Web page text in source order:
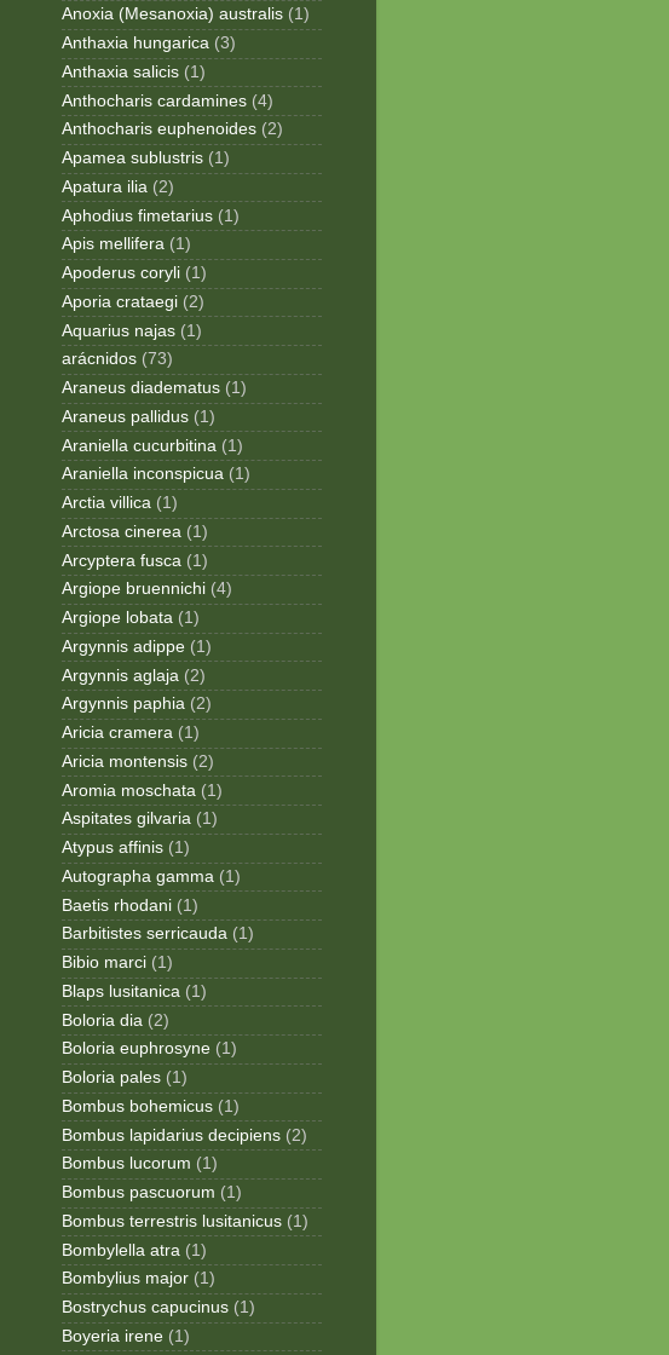
Anoxia (Mesanoxia) australis (1)
Anthaxia hungarica (3)
Anthaxia salicis (1)
Anthocharis cardamines (4)
Anthocharis euphenoides (2)
Apamea sublustris (1)
Apatura ilia (2)
Aphodius fimetarius (1)
Apis mellifera (1)
Apoderus coryli (1)
Aporia crataegi (2)
Aquarius najas (1)
arácnidos (73)
Araneus diadematus (1)
Araneus pallidus (1)
Araniella cucurbitina (1)
Araniella inconspicua (1)
Arctia villica (1)
Arctosa cinerea (1)
Arcyptera fusca (1)
Argiope bruennichi (4)
Argiope lobata (1)
Argynnis adippe (1)
Argynnis aglaja (2)
Argynnis paphia (2)
Aricia cramera (1)
Aricia montensis (2)
Aromia moschata (1)
Aspitates gilvaria (1)
Atypus affinis (1)
Autographa gamma (1)
Baetis rhodani (1)
Barbitistes serricauda (1)
Bibio marci (1)
Blaps lusitanica (1)
Boloria dia (2)
Boloria euphrosyne (1)
Boloria pales (1)
Bombus bohemicus (1)
Bombus lapidarius decipiens (2)
Bombus lucorum (1)
Bombus pascuorum (1)
Bombus terrestris lusitanicus (1)
Bombylella atra (1)
Bombylius major (1)
Bostrychus capucinus (1)
Boyeria irene (1)